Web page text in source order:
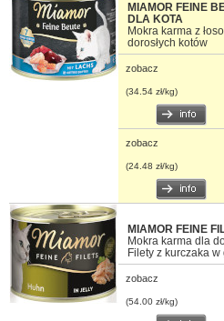
MIAMOR FEINE
DLA KOTA
Mokra karma z
dorosłych kotów
zobacz
(34.54 zł/kg)
zobacz
(24.48 zł/kg)
MIAMOR FEINE
Mokra karma dla
Filety z kurczaka
zobacz
(54.00 zł/kg)